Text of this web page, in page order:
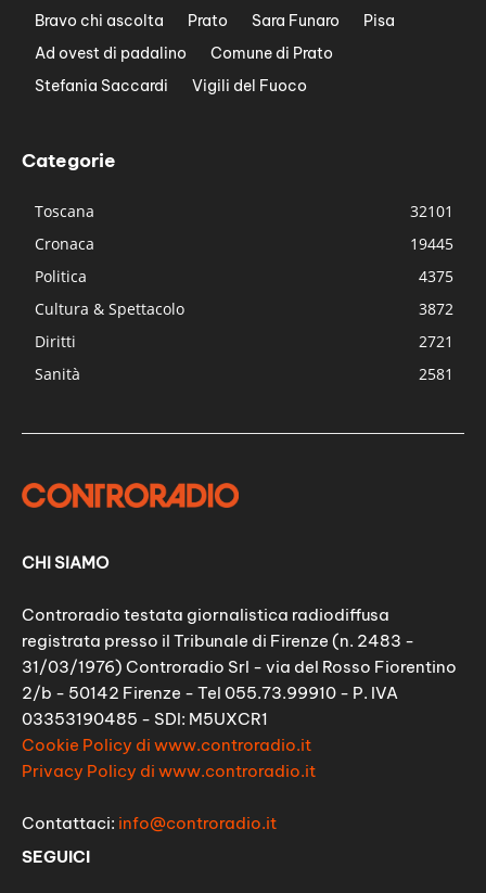
Bravo chi ascolta
Prato Sara Funaro
Pisa
Ad ovest di padalino
Comune di Prato
Stefania Saccardi
Vigili del Fuoco
Categorie
Toscana
32101
Cronaca
19445
Politica
4375
Cultura & Spettacolo
3872
Diritti
2721
Sanità
2581
CHI SIAMO
Controradio testata giornalistica radiodiffusa
registrata presso il Tribunale di Firenze (n. 2483 -
31/03/1976) Controradio Srl - via del Rosso Fiorentino
2/b - 50142 Firenze - Tel 055.73.99910 - P. IVA
03353190485 - SDI: M5UXCR1
Cookie Policy di www.controradio.it
Privacy Policy di www.controradio.it
Contattaci: info@controradio.it
SEGUICI